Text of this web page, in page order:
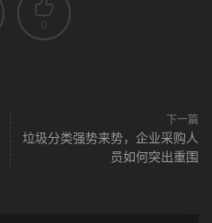
0
下一篇
垃圾分类强势来势，企业采购人
员如何突出重围